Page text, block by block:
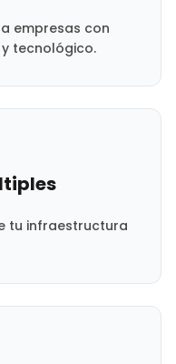
empresas con
tecnológico.
tu infraestructura